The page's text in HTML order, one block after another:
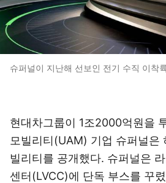
슈퍼널이 지난해 선보인 전기 수직 이착
현대차그룹이 1조2000억원을
모빌리티(UAM) 기업 슈퍼널은
빌리티를 공개했다. 슈퍼널은
센터(LVCC)에 단독 부스를 꾸